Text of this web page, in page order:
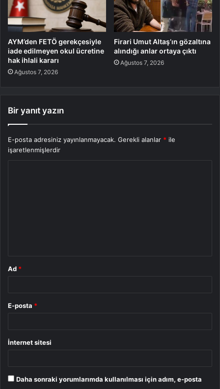
AYM’den FETÖ gerekçesiyle
iade edilmeyen okul ücretine
hak ihlali kararı
Ağustos 7, 2026
Firari Umut Altaş’ın gözaltına
alındığı anlar ortaya çıktı
Ağustos 7, 2026
Bir yanıt yazın
E-posta adresiniz yayınlanmayacak. Gerekli alanlar * ile
işaretlenmişlerdir
Ad *
E-posta *
İnternet sitesi
Daha sonraki yorumlarımda kullanılması için adım, e-posta